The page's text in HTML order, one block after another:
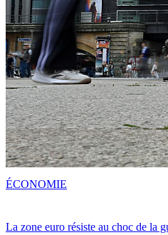
La zone euro résiste au choc de la
ÉCONOMIE